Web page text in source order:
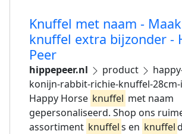
Knuffel met naam -
knuffel extra bijzonder -
Peer
hippepeer.nl product
konijn-rabbit-richie-knuffel-
Happy Horse knuffel met naam
gepersonaliseerd. Shop ons
assortiment knuffels en knuffel